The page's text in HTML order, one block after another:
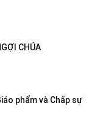
CHÚA
phẩm và Chấp sự